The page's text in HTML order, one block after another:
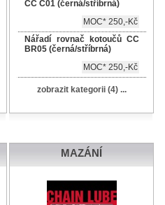
CC C01 (černá/stříbrná)
MOC* 250,-Kč
Nářadí rovnač kotoučů CC
BR05 (černá/stříbrná)
MOC* 250,-Kč
zobrazit kategorii (4) ...
MAZÁNÍ